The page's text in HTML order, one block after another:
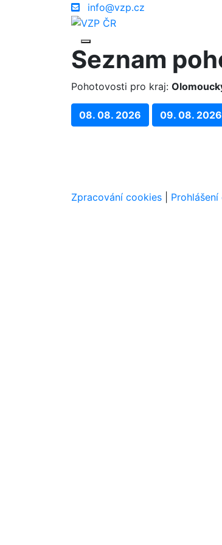
info@vzp.cz
Seznam
Pohotovosti pro kraj:
08. 08. 2026 09. 08. 2026
Zpracování cookies